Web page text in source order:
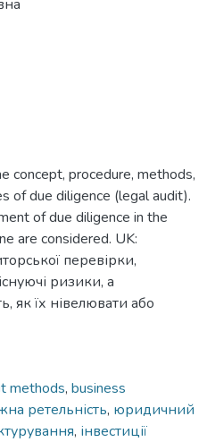
concept, procedure, methods,
of due diligence (legal audit).
of due diligence in the
are considered. UK:
перевірки,
ризики, а
як їх нівелювати або
methods, business
ретельність, юридичний
, інвестиції